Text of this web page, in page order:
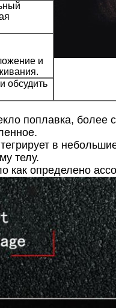
и
обсудить
поплавка,
в
телу.
как определено